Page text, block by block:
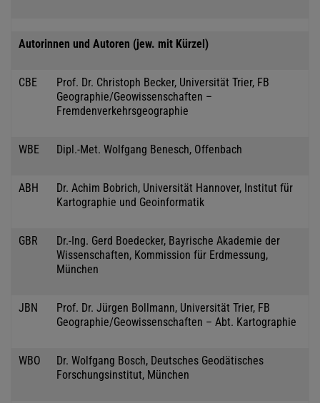
Autorinnen und Autoren (jew. mit Kürzel)
CBE
Prof. Dr. Christoph Becker, Universität Trier, FB
Geographie/Geowissenschaften –
Fremdenverkehrsgeographie
WBE Dipl.-Met. Wolfgang Benesch, Offenbach
ABH
Dr. Achim Bobrich, Universität Hannover, Institut für
Kartographie und Geoinformatik
GBR
Dr.-Ing. Gerd Boedecker, Bayrische Akademie der
Wissenschaften, Kommission für Erdmessung,
München
JBN
Prof. Dr. Jürgen Bollmann, Universität Trier, FB
Geographie/Geowissenschaften – Abt. Kartographie
WBO
Dr. Wolfgang Bosch, Deutsches Geodätisches
Forschungsinstitut, München